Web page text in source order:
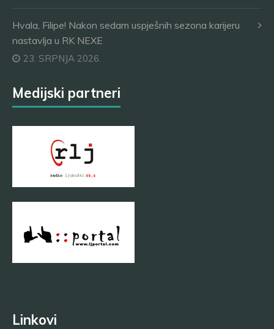
Hvala, Filipe! Nakon sedam uspješnih sezona karijeru
nastavlja u RK NEXE
23. SRPNJA 2026.
Medijski partneri
Linkovi